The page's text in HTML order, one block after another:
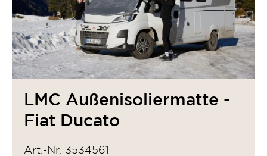
LMC Außenisoliermatte -
Fiat Ducato
Art.-Nr. 3534561